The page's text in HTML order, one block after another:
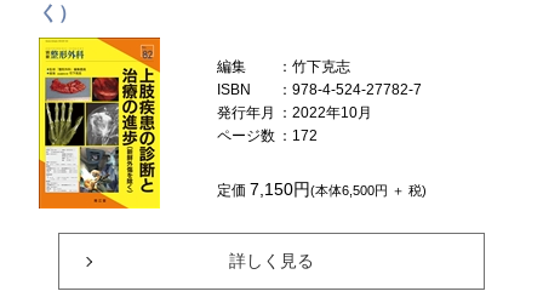
く）
編集
：竹下克志
ISBN
：978-4-524-27782-7
発行年月
：2022年10月
ページ数 ：172
定価 7,150円(本体6,500円 ＋ 税)
詳しく見る